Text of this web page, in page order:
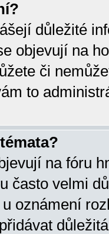
důležité
objevují na
či
to
na fóru
často velmi
oznámení